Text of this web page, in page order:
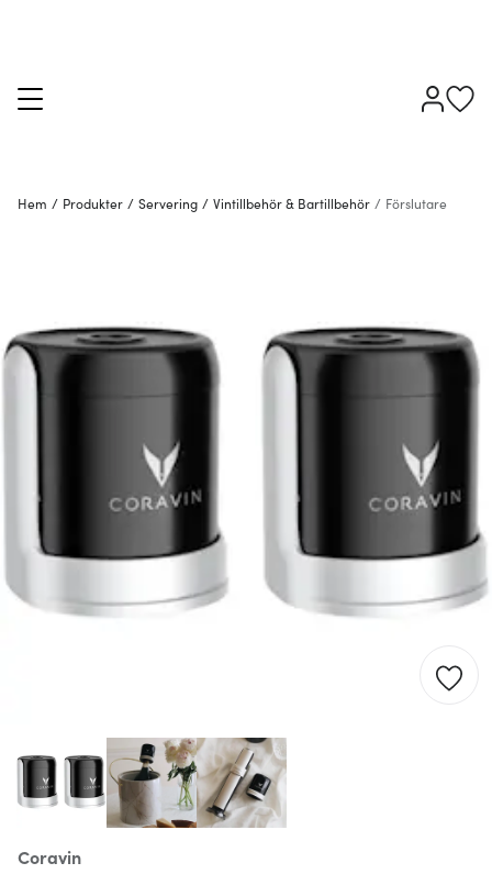
Hem / Produkter / Servering / Vintillbehör & Bartillbehör / Förslutare
Coravin